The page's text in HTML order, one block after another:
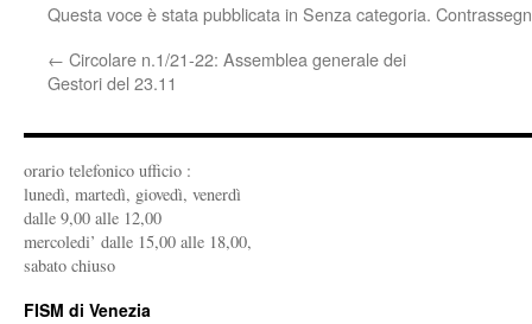
Questa voce è stata pubblicata in Senza categoria.
← Circolare n.1/21-22: Assemblea generale dei
Gestori del 23.11
orario telefonico ufficio :
lunedì, martedì, giovedì, venerdì
dalle 9,00 alle 12,00
mercoledi’ dalle 15,00 alle 18,00,
sabato chiuso
FISM di Venezia